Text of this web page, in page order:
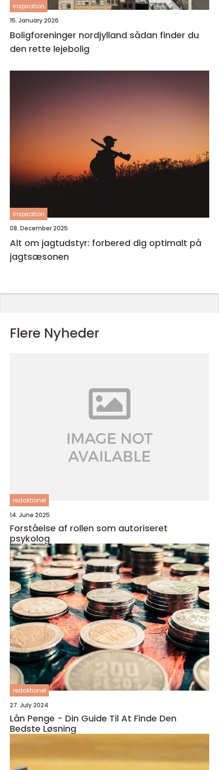
inspiration
15. January 2026
Boligforeninger nordjylland sådan finder du
den rette lejebolig
inspiration
08. December 2025
Alt om jagtudstyr: forbered dig optimalt på
jagtsæsonen
Flere Nyheder
redaktionel
14. June 2025
Forståelse af rollen som autoriseret
psykolog
redaktionel
27. July 2024
Lån Penge - Din Guide Til At Finde Den
Bedste Løsning